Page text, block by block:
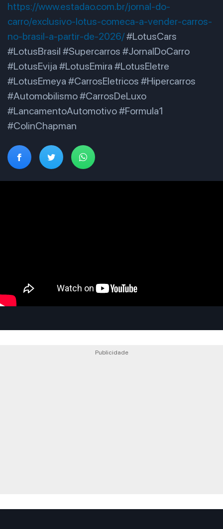
https://www.estadao.com.br/jornal-do-
carro/exclusivo-lotus-comeca-a-vender-carros-
no-brasil-a-partir-de-2026/#LotusCars
#LotusBrasil #Supercarros #JornalDoCarro
#LotusEvija #LotusEmira #LotusEletre
#LotusEmeya #CarrosEletricos #Hipercarros
#Automobilismo #CarrosDeLuxo
#LancamentoAutomotivo #Formula1
#ColinChapman
Publicidade